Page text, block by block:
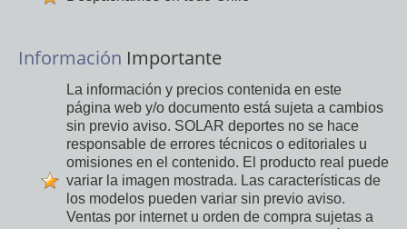
Información Importante
La información y precios contenida en este
página web y/o documento está sujeta a cambios
sin previo aviso. SOLAR deportes no se hace
responsable de errores técnicos o editoriales u
omisiones en el contenido. El producto real puede
variar la imagen mostrada. Las características de
los modelos pueden variar sin previo aviso.
Ventas por internet u orden de compra sujetas a